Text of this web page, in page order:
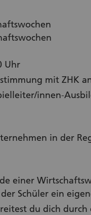
Uhr
mit ZHK
innen-
in der
einer
Schüler ein
du dich